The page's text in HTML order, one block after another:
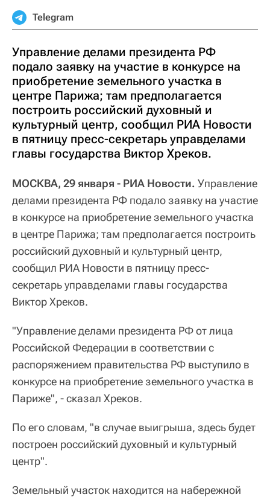
Telegram
Управление делами президента РФ
подало заявку на участие в конкурсе на
приобретение земельного участка в
центре Парижа; там предполагается
построить российский духовный и
культурный центр, сообщил РИА Новости
в пятницу пресс-секретарь управделами
главы государства Виктор Хреков.
МОСКВА, 29 января - РИА Новости. Управление
делами президента РФ подало заявку на участие
в конкурсе на приобретение земельного участка
в центре Парижа; там предполагается построить
российский духовный и культурный центр,
сообщил РИА Новости в пятницу пресс-
секретарь управделами главы государства
Виктор Хреков.
"Управление делами президента РФ от лица
Российской Федерации в соответствии с
распоряжением правительства РФ выступило в
конкурсе на приобретение земельного участка в
Париже", - сказал Хреков.
По его словам, "в случае выигрыша, здесь будет
построен российский духовный и культурный
центр".
Земельный участок находится на набережной